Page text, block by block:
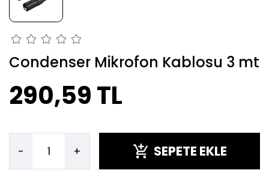
Condenser Mikrofon Kablosu 3 mt
290,59 TL
- + SEPETE EKLE